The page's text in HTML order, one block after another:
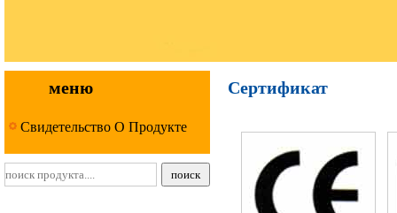
меню
Свидетельство О Продукте
Сертификат